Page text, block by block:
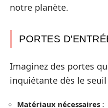
notre planète.
PORTES
Imaginez des portes
inquiétante dès le
Matériaux nécessaires :